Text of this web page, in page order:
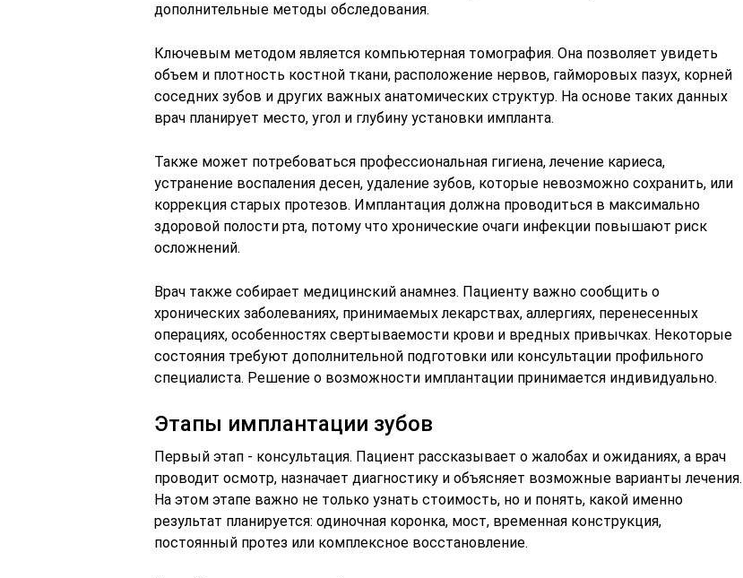
дополнительные методы обследования.
Ключевым методом является компьютерная томография. Она позволяет увидеть
объем и плотность костной ткани, расположение нервов, гайморовых пазух, корней
соседних зубов и других важных анатомических структур. На основе таких данных
врач планирует место, угол и глубину установки импланта.
Также может потребоваться профессиональная гигиена, лечение кариеса,
устранение воспаления десен, удаление зубов, которые невозможно сохранить, или
коррекция старых протезов. Имплантация должна проводиться в максимально
здоровой полости рта, потому что хронические очаги инфекции повышают риск
осложнений.
Врач также собирает медицинский анамнез. Пациенту важно сообщить о
хронических заболеваниях, принимаемых лекарствах, аллергиях, перенесенных
операциях, особенностях свертываемости крови и вредных привычках. Некоторые
состояния требуют дополнительной подготовки или консультации профильного
специалиста. Решение о возможности имплантации принимается индивидуально.
Этапы имплантации зубов
Первый этап - консультация. Пациент рассказывает о жалобах и ожиданиях, а врач
проводит осмотр, назначает диагностику и объясняет возможные варианты лечения.
На этом этапе важно не только узнать стоимость, но и понять, какой именно
результат планируется: одиночная коронка, мост, временная конструкция,
постоянный протез или комплексное восстановление.